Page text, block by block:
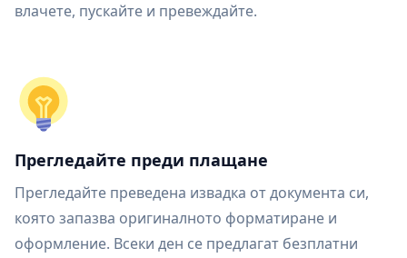
влачете, пускайте и превеждайте.
Прегледайте преди плащане
Прегледайте преведена извадка от документа си,
която запазва оригиналното форматиране и
оформление. Всеки ден се предлагат безплатни